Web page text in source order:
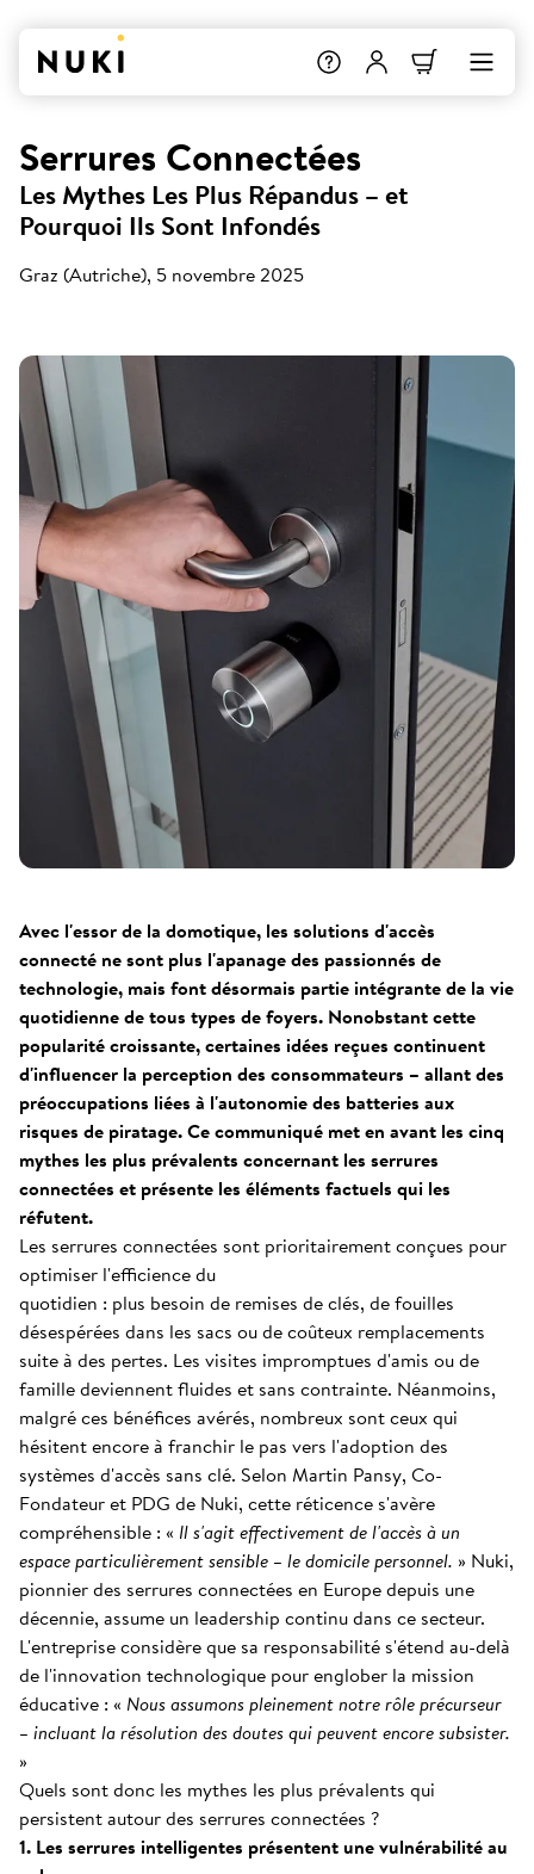
Serrures Connectées
Les Mythes Les Plus Répandus – et
Pourquoi Ils Sont Infondés
Graz (Autriche), 5 novembre 2025
Avec l'essor de la domotique, les solutions d'accès
connecté ne sont plus l'apanage des passionnés de
technologie, mais font désormais partie intégrante de la vie
quotidienne de tous types de foyers. Nonobstant cette
popularité croissante, certaines idées reçues continuent
d'influencer la perception des consommateurs – allant des
préoccupations liées à l'autonomie des batteries aux
risques de piratage. Ce communiqué met en avant les cinq
mythes les plus prévalents concernant les serrures
connectées et présente les éléments factuels qui les
réfutent.
Les serrures connectées sont prioritairement conçues pour
optimiser l'efficience du
quotidien : plus besoin de remises de clés, de fouilles
désespérées dans les sacs ou de coûteux remplacements
suite à des pertes. Les visites impromptues d'amis ou de
famille deviennent fluides et sans contrainte. Néanmoins,
malgré ces bénéfices avérés, nombreux sont ceux qui
hésitent encore à franchir le pas vers l'adoption des
systèmes d'accès sans clé. Selon Martin Pansy, Co-
Fondateur et PDG de Nuki, cette réticence s'avère
compréhensible : « Il s'agit effectivement de l'accès à un
espace particulièrement sensible – le domicile personnel. » Nuki,
pionnier des serrures connectées en Europe depuis une
décennie, assume un leadership continu dans ce secteur.
L'entreprise considère que sa responsabilité s'étend au-delà
de l'innovation technologique pour englober la mission
éducative : « Nous assumons pleinement notre rôle précurseur
– incluant la résolution des doutes qui peuvent encore subsister.
»
Quels sont donc les mythes les plus prévalents qui
persistent autour des serrures connectées ?
1. Les serrures intelligentes présentent une vulnérabilité au